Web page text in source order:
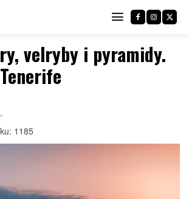
velryby i pyramidy.
1185